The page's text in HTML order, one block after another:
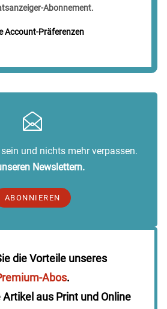
Abonnement.
Account-Präferenzen
und nichts mehr verpassen.
Newslettern.
ABONNIEREN
die Vorteile unseres
Abos.
Artikel aus Print und Online